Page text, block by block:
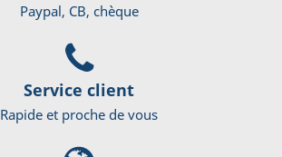
Paypal, CB, chèque
Service client
Rapide et proche de vous